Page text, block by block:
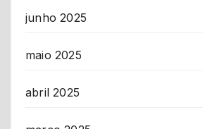
junho 2025
maio 2025
abril 2025